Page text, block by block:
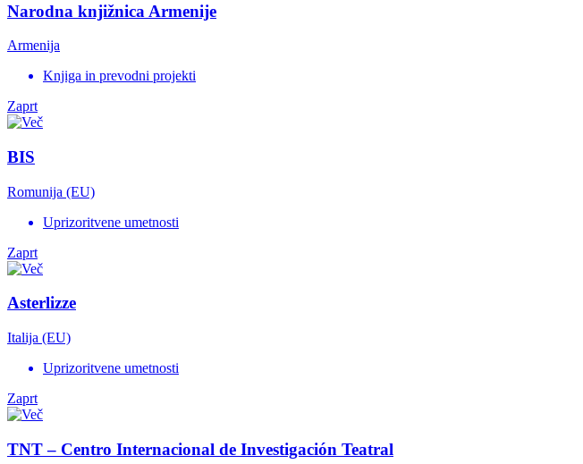
Narodna knjižnica Armenije
Armenija
Knjiga in prevodni projekti
Zaprt
BIS
Romunija (EU)
Uprizoritvene umetnosti
Zaprt
Asterlizze
Italija (EU)
Uprizoritvene umetnosti
Zaprt
TNT – Centro Internacional de Investigación Teatral